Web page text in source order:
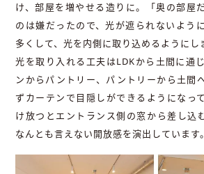
け、部屋を増やせる造りに。「奥の部屋
のは嫌だったので、光が遮られないよう
多くして、光を内側に取り込めるようにし
光を取り入れる工夫はLDKから土間に通
ンからパントリー、パントリーから土間
ずカーテンで目隠しができるようになっ
け放つとエントランス側の窓から差し込
なんとも言えない開放感を演出しています。